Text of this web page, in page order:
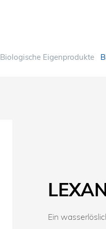
Biologische Eigenprodukte
Ein